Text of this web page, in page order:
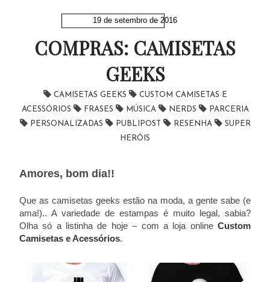
19 de setembro de 2016
COMPRAS: CAMISETAS
GEEKS
CAMISETAS GEEKS
CUSTOM CAMISETAS E
ACESSÓRIOS
FRASES MÚSICA NERDS
PARCERIA
PERSONALIZADAS
PUBLIPOST RESENHA
SUPER
HERÓIS
Amores, bom dia!!
Que as camisetas geeks estão na moda, a gente sabe (e
ama!).. A variedade de estampas é muito legal, sabia?
Olha só a listinha de hoje – com a loja online Custom
Camisetas e Acessórios.